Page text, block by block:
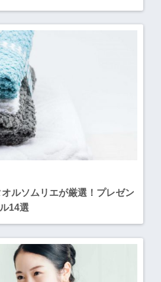
オルソムリエが厳選！プレゼン
14選